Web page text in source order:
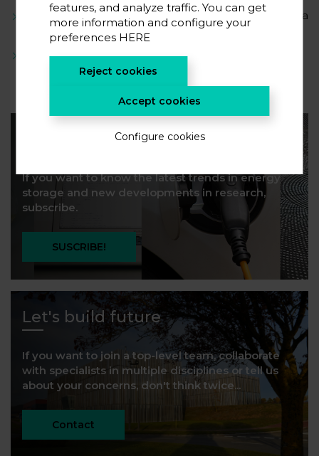
¿Dónde?Centro Cívico de Salburua, Bratislava
Hiribidea, 2, 01003 Vitoria-Gasteiz
¿Cuándo?De 18:00 – 20:00
Suscribe to our newsletter
If you want to know the latest trends in energy
storage and new developments in research,
subscribe.
SUSCRIBE!
Let's build future
If you want to join a top-level team, collaborate
with specialists in multiple disciplines or tell us
about your concerns, don't think twice...
Contact
features, and analyze traffic. You can get
more information and configure your
preferences HERE
Reject cookies
Accept cookies
Configure cookies